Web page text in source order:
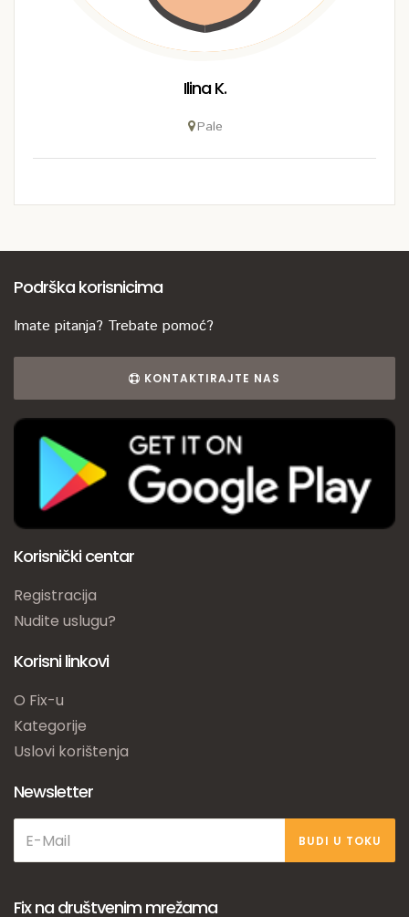
Ilina K.
Pale
Podrška korisnicima
Imate pitanja? Trebate pomoć?
KONTAKTIRAJTE NAS
Korisnički centar
Registracija
Nudite uslugu?
Korisni linkovi
O Fix-u
Kategorije
Uslovi korištenja
Newsletter
BUDI U TOKU
Fix na društvenim mrežama